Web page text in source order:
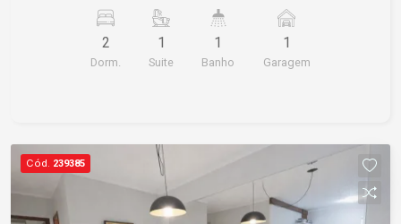
suíte, proporcionando mais privacidade e
conforto para toda a família. Possui sala ampla e
aconchegante, perfeita para receber amigos e
comodidade no dia a dia. Uma excelente opção
para quem deseja morar com qualidade de vida
ou investir em um imóvel com grande potencial
de valorização em São Carlos. Agende uma visita
2
Dorm.
1
Suite
1
Banho
1
Garagem
Cód. 239385